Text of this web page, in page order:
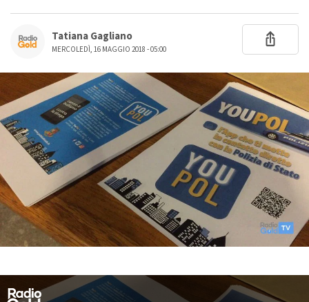
Tatiana Gagliano
MERCOLEDÌ, 16 MAGGIO 2018 - 05:00